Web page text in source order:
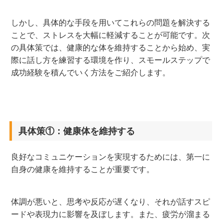
しかし、具体的な手段を用いてこれらの問題を解決する
ことで、ストレスを大幅に軽減することが可能です。次
の具体策では、健康的な体を維持することから始め、実
際に話し方を練習する環境を作り、スモールステップで
成功経験を積んでいく方法をご紹介します。
具体策①：健康体を維持する
良好なコミュニケーションを実現するためには、第一に
自身の健康を維持することが重要です。
体調が悪いと、思考や反応が遅くなり、それが話すスピ
ードや表現力に影響を及ぼします。また、疲労が溜まる